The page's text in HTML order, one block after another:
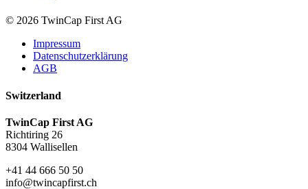
© 2026 TwinCap First AG
Impressum
Datenschutzerklärung
AGB
Switzerland
TwinCap First AG
Richtiring 26
8304 Wallisellen
+41 44 666 50 50
info@twincapfirst.ch